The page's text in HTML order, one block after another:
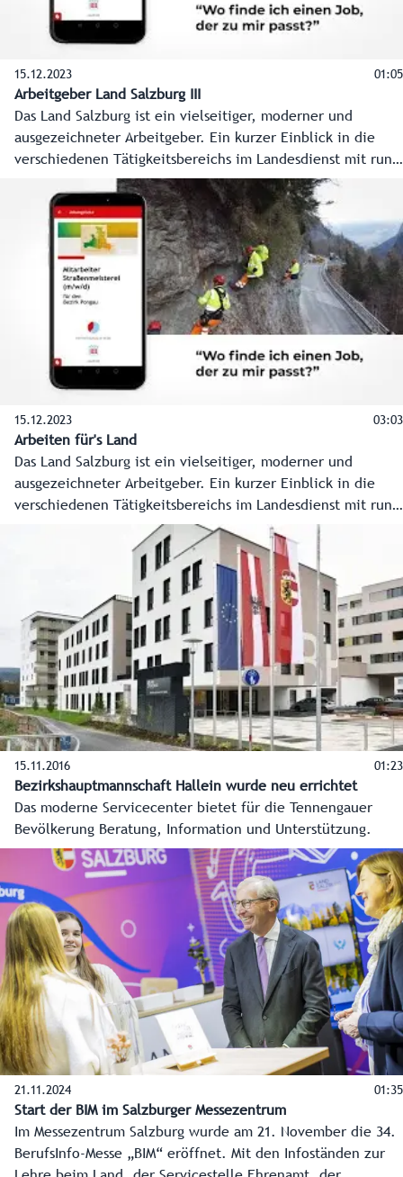
15.12.2023 01:05
Arbeitgeber Land Salzburg III
Das Land Salzburg ist ein vielseitiger, moderner und
ausgezeichneter Arbeitgeber. Ein kurzer Einblick in die
verschiedenen Tätigkeitsbereichs im Landesdienst mit rund
3.000 Mitarbeiterinnen und Mitarbeitern. (kurz 3)
15.12.2023 03:03
Arbeiten für's Land
Das Land Salzburg ist ein vielseitiger, moderner und
ausgezeichneter Arbeitgeber. Ein kurzer Einblick in die
verschiedenen Tätigkeitsbereichs im Landesdienst mit rund
3.000 Mitarbeiterinnen und Mitarbeitern.
15.11.2016 01:23
Bezirkshauptmannschaft Hallein wurde neu errichtet
Das moderne Servicecenter bietet für die Tennengauer
Bevölkerung Beratung, Information und Unterstützung.
21.11.2024 01:35
Start der BIM im Salzburger Messezentrum
Im Messezentrum Salzburg wurde am 21. November die 34.
BerufsInfo-Messe „BIM“ eröffnet. Mit den Infoständen zur